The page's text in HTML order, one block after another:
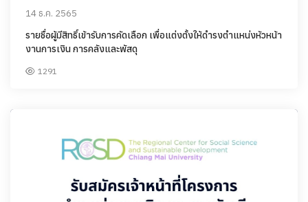
14 ธ.ค. 2565
รายชื่อผู้มีสิทธิ์เข้ารับการคัดเลือก เพื่อแต่งตั้งให้ดำรงตำแหน่งหัวหน้า
งานการเงิน การคลังและพัสดุ
1291